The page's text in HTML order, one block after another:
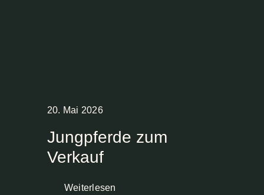
20. Mai 2026
Jungpferde zum
Verkauf
Weiterlesen